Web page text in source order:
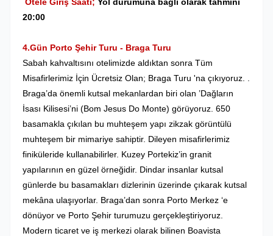
20:00
4.Gün Porto Şehir Turu - Braga Turu
Sabah kahvaltısını otelimizde aldıktan sonra Tüm
Misafirlerimiz İçin Ücretsiz Olan; Braga Turu 'na çıkıyoruz. .
Braga’da önemli kutsal mekanlardan biri olan ’Dağların
İsası Kilisesi’ni (Bom Jesus Do Monte) görüyoruz. 650
basamakla çıkılan bu muhteşem yapı zikzak görüntülü
muhteşem bir mimariye sahiptir. Dileyen misafirlerimiz
finiküleride kullanabilirler. Kuzey Portekiz’in granit
yapılarının en güzel örneğidir. Dindar insanlar kutsal
günlerde bu basamakları dizlerinin üzerinde çıkarak kutsal
mekâna ulaşıyorlar. Braga’dan sonra Porto Merkez ‘e
dönüyor ve Porto Şehir turumuzu gerçekleştiriyoruz.
Modern ticaret ve iş merkezi olarak bilinen Boavista